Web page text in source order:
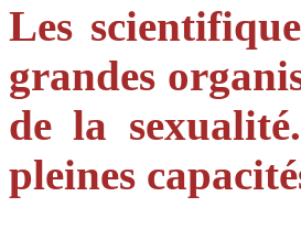
Les
grandes
de la
pleines